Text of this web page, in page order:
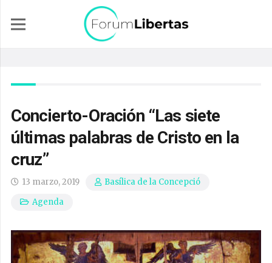
Concierto-Oración “Las siete
últimas palabras de Cristo en la
cruz”
13 marzo, 2019
Basílica de la Concepció
Agenda